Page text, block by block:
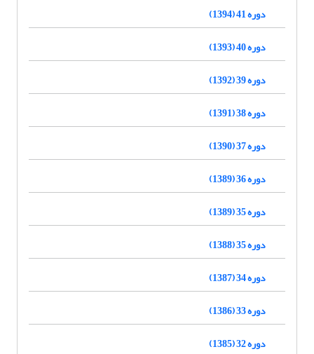
دوره 41 (1394)
دوره 40 (1393)
دوره 39 (1392)
دوره 38 (1391)
دوره 37 (1390)
دوره 36 (1389)
دوره 35 (1389)
دوره 35 (1388)
دوره 34 (1387)
دوره 33 (1386)
دوره 32 (1385)